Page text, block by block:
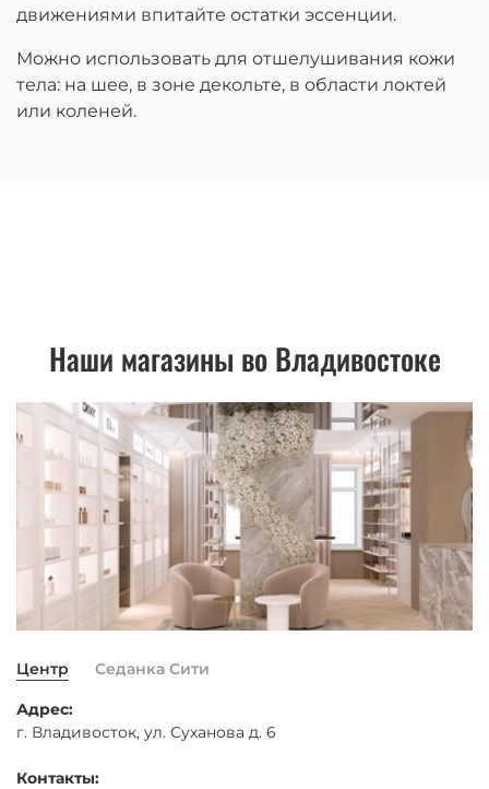
движениями впитайте остатки эссенции.
Можно использовать для отшелушивания кожи
тела: на шее, в зоне декольте, в области локтей
или коленей.
Наши магазины во Владивостоке
Центр Седанка Сити
Адрес:
г. Владивосток, ул. Суханова д. 6
Контакты: